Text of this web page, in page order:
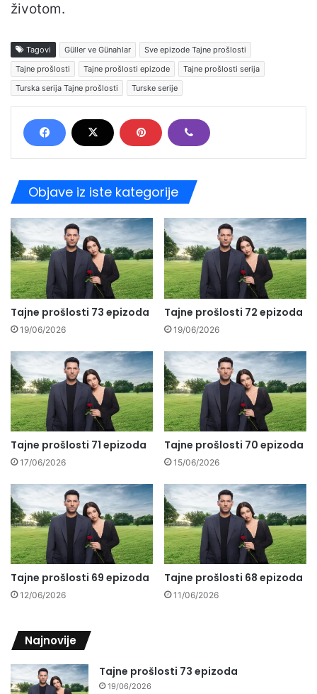
životom.
Tagovi Güller ve Günahlar
Sve epizode Tajne prošlosti
Tajne prošlosti
Tajne prošlosti epizode
Tajne prošlosti serija
Turska serija Tajne prošlosti
Turske serije
Objave iz iste kategorije
Tajne prošlosti 73 epizoda
19/06/2026
Tajne prošlosti 72 epizoda
19/06/2026
Tajne prošlosti 71 epizoda
17/06/2026
Tajne prošlosti 70 epizoda
15/06/2026
Tajne prošlosti 69 epizoda
12/06/2026
Tajne prošlosti 68 epizoda
11/06/2026
Najnovije
Tajne prošlosti 73 epizoda
19/06/2026